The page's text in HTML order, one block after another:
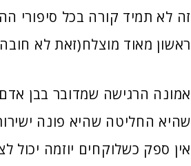
זה לא תמיד קורה בכל סיפורי
ראשון מאוד מוצלח(זאת לא
אמונה הרגישה שמדובר בבן
שהיא החליטה שהיא פונה
אין ספק כשלוקחים יוזמה יכול